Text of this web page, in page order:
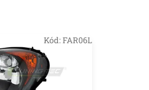
Kód:FAR06L